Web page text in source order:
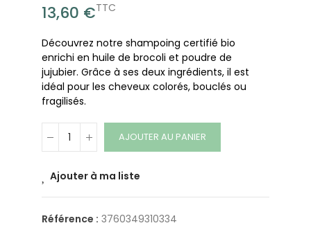
13,60 €TTC
Découvrez notre shampoing certifié bio
enrichi en huile de brocoli et poudre de
jujubier. Grâce à ses deux ingrédients, il est
idéal pour les cheveux colorés, bouclés ou
fragilisés.
AJOUTER AU PANIER
Ajouter à ma liste
Référence : 3760349310334